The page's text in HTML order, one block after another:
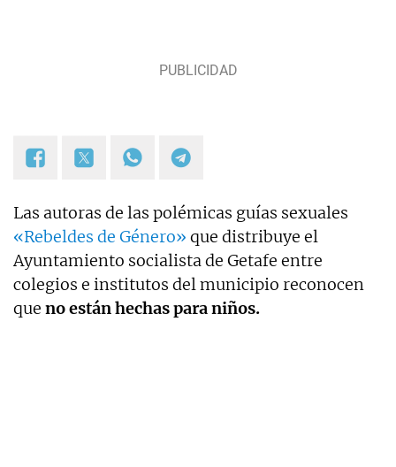
Las autoras de las polémicas guías sexuales
«Rebeldes de Género» que distribuye el
Ayuntamiento socialista de Getafe entre
colegios e institutos del municipio reconocen
que no están hechas para niños.